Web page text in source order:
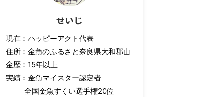
せいじ
現在：ハッピーアクト代表
住所：金魚のふるさと奈良県大和郡山
金歴：15年以上
実績：金魚マイスター認定者
全国金魚すくい選手権20位